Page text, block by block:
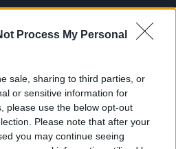
Process My Personal
sale, sharing to third parties, or
or sensitive information for
please use the below opt-out
Please note that after your
you may continue seeing
prenosi kako “ateroskleroza
srca, bubrega, drugih
mozak – karotidne arterije –
a ukoliko zahvati arterije
arterije – može